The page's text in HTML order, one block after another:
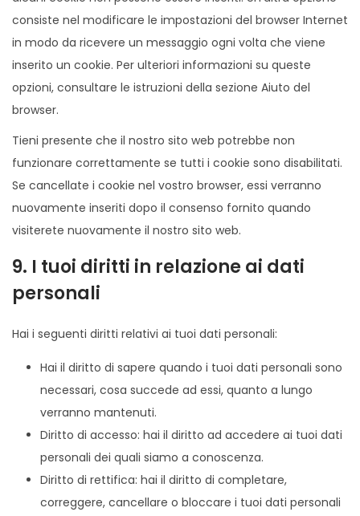
consiste nel modificare le impostazioni del browser Internet
in modo da ricevere un messaggio ogni volta che viene
inserito un cookie. Per ulteriori informazioni su queste
opzioni, consultare le istruzioni della sezione Aiuto del
browser.
Tieni presente che il nostro sito web potrebbe non
funzionare correttamente se tutti i cookie sono disabilitati.
Se cancellate i cookie nel vostro browser, essi verranno
nuovamente inseriti dopo il consenso fornito quando
visiterete nuovamente il nostro sito web.
9. I tuoi diritti in relazione ai dati
personali
Hai i seguenti diritti relativi ai tuoi dati personali:
Hai il diritto di sapere quando i tuoi dati personali sono
necessari, cosa succede ad essi, quanto a lungo
verranno mantenuti.
Diritto di accesso: hai il diritto ad accedere ai tuoi dati
personali dei quali siamo a conoscenza.
Diritto di rettifica: hai il diritto di completare,
correggere, cancellare o bloccare i tuoi dati personali